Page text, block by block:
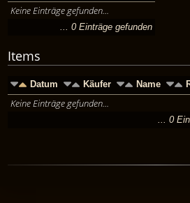
Keine Einträge gefunden...
... 0 Einträge gefunden
Items
Datum Käufer Name
Keine Einträge gefunden...
... 0